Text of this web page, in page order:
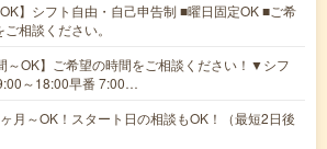
OK】シフト自由・自己申告制 ■曜日固定OK ■ご希
相談ください。
～OK】ご希望の時間をご相談ください！▼シフ
～18:00早番 7:00…
ヶ月～OK！スタート日の相談もOK！（最短2日後